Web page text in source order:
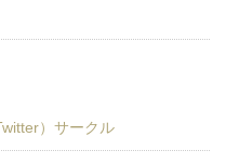
）サークル